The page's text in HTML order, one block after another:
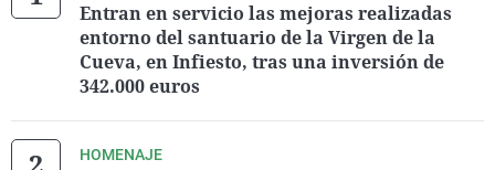
Entran en servicio las mejoras realizadas
entorno del santuario de la Virgen de la
Cueva, en Infiesto, tras una inversión de
342.000 euros
HOMENAJE